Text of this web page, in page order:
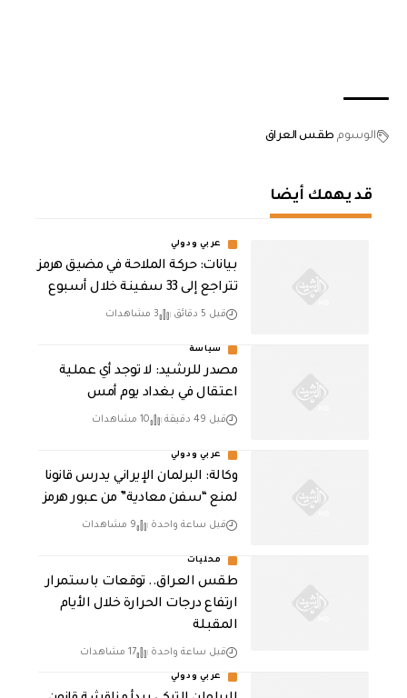
الوسوم طقس العراق
قد يهمك أيضا
عربي ودولي
بيانات: حركة الملاحة في مضيق هرمز
تتراجع إلى 33 سفينة خلال أسبوع
قبل 5 دقائق 3 مشاهدات
سياسة
مصدر للرشيد: لا توجد أي عملية
اعتقال في بغداد يوم أمس
قبل 49 دقيقة 10 مشاهدات
عربي ودولي
وكالة: البرلمان الإيراني يدرس قانونا
لمنع “سفن معادية” من عبور هرمز
قبل ساعة واحدة 9 مشاهدات
محليات
طقس العراق.. توقعات باستمرار
ارتفاع درجات الحرارة خلال الأيام
المقبلة
قبل ساعة واحدة 17 مشاهدات
عربي ودولي